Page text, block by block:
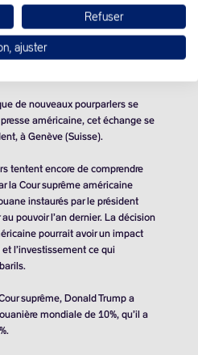
les prix de l’or noir. L’Iran a
américaine, y compris une
à riposter «avec force« , après
évoqué une telle option en cas
de nouveaux pourparlers se
américaine, cet échange se
à Genève (Suisse).
tentent encore de comprendre
la Cour suprême américaine
instaurés par le président
pouvoir l’an dernier. La décision
pourrait avoir un impact
l’investissement ce qui
suprême, Donald Trump a
mondiale de 10%, qu’il a
Refuser
ajuster